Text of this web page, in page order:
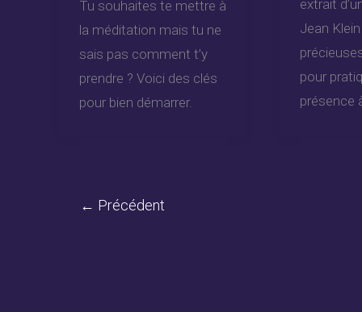
Tu souhaites te mettre à
la méditation mais tu ne
sais pas comment t’y
prendre ? Voici des clés
pour bien démarrer.
extrait
Jean
pour
présence
← Précédent